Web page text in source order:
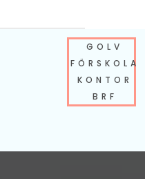
GOLV
FÖRSKOLA
KONTOR
BRF